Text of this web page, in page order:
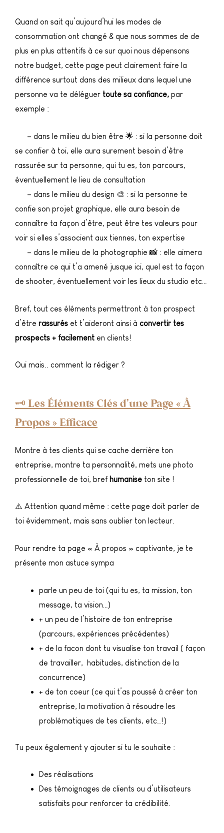
Quand on sait qu’aujourd’hui les modes de
consommation ont changé & que nous sommes de de
plus en plus attentifs à ce sur quoi nous dépensons
notre budget, cette page peut clairement faire la
différence surtout dans des milieux dans lequel une
personne va te déléguer toute sa confiance, par
exemple :
– dans le milieu du bien être 🌟 : si la personne doit
se confier à toi, elle aura surement besoin d’être
rassurée sur ta personne, qui tu es, ton parcours,
éventuellement le lieu de consultation
– dans le milieu du design 🎨 : si la personne te
confie son projet graphique, elle aura besoin de
connaître ta façon d’être, peut être tes valeurs pour
voir si elles s’associent aux tiennes, ton expertise
– dans le milieu de la photographie 📸 : elle aimera
connaître ce qui t’a amené jusque ici, quel est ta façon
de shooter, éventuellement voir les lieux du studio etc…
Bref, tout ces éléments permettront à ton prospect
d’être rassurés et t’aideront ainsi à convertir tes
prospects + facilement en clients!
Oui mais.. comment la rédiger ?
🗝️ Les Éléments Clés d’une Page « À
Propos » Efficace
Montre à tes clients qui se cache derrière ton
entreprise, montre ta personnalité, mets une photo
professionnelle de toi, bref humanise ton site !
⚠️ Attention quand même : cette page doit parler de
toi évidemment, mais sans oublier ton lecteur.
Pour rendre ta page « À propos » captivante, je te
présente mon astuce sympa
parle un peu de toi (qui tu es, ta mission, ton
message, ta vision…)
+ un peu de l’histoire de ton entreprise
(parcours, expériences précédentes)
+ de la facon dont tu visualise ton travail ( façon
de travailler, habitudes, distinction de la
concurrence)
+ de ton coeur (ce qui t’as poussé à créer ton
entreprise, la motivation à résoudre les
problématiques de tes clients, etc..!)
Tu peux également y ajouter si tu le souhaite :
Des réalisations
Des témoignages de clients ou d’utilisateurs
satisfaits pour renforcer ta crédibilité.